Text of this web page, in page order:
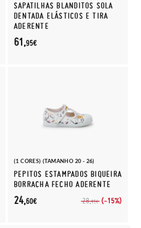
SAPATILHAS BLANDITOS SOLA
DENTADA ELÁSTICOS E TIRA
ADERENTE
61,95€
(1 CORES) (TAMANHO 20 - 26)
PEPITOS ESTAMPADOS BIQUEIRA
BORRACHA FECHO ADERENTE
28,95€ (-15%)
24,60€